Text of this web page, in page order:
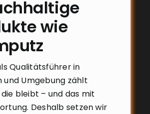
wie
Qualitätsführer in
und Umgebung zählt
bleibt – und das mit
Deshalb setzen wir